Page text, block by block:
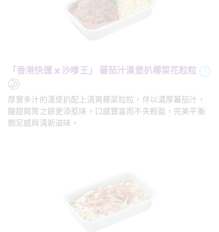
「香港快運 x 沙嗲王」 蕃茄汁漢堡扒椰菜花粒粒
厚實多汁的漢堡扒配上清爽椰菜粒粒，伴以濃厚蕃茄汁，
酸甜開胃之餘更添惹味。口感豐富而不失輕盈，完美平衡
飽足感與清新滋味。